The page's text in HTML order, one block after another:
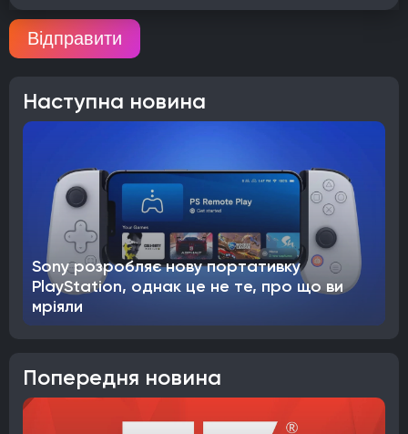
Відправити
Наступна новина
Sony розробляє нову портативку
PlayStation, однак це не те, про що ви
мріяли
Попередня новина